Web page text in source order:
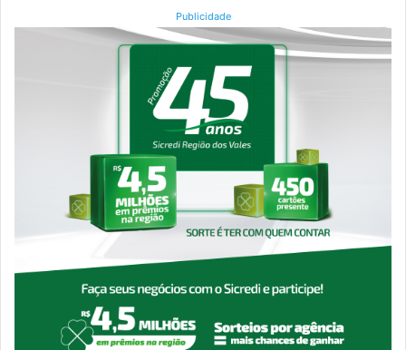
Publicidade